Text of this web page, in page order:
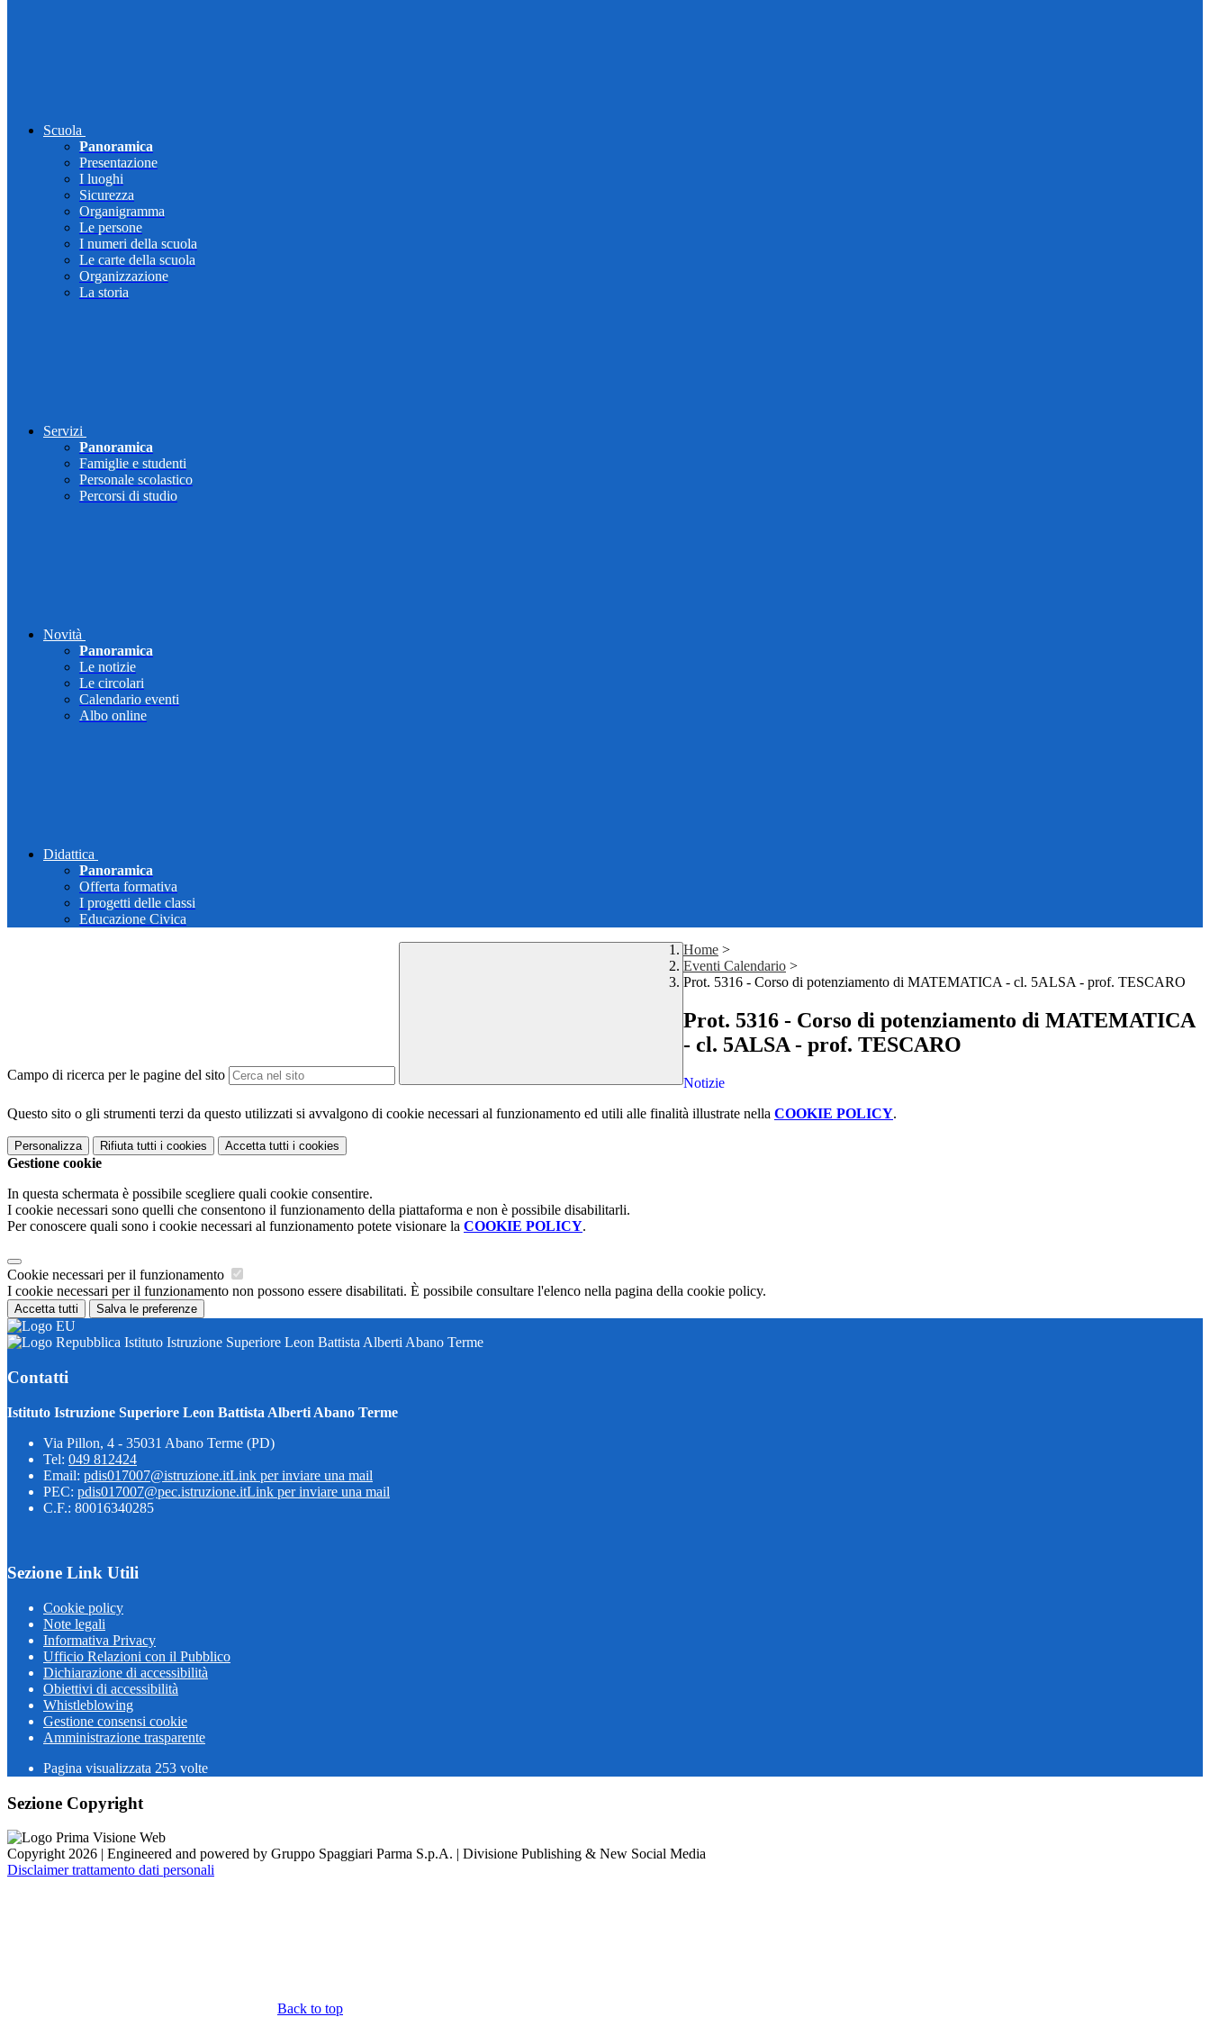
Scuola
Panoramica
Presentazione
I luoghi
Sicurezza
Organigramma
Le persone
I numeri della scuola
Le carte della scuola
Organizzazione
La storia
Servizi
Panoramica
Famiglie e studenti
Personale scolastico
Percorsi di studio
Novità
Panoramica
Le notizie
Le circolari
Calendario eventi
Albo online
Didattica
Panoramica
Offerta formativa
I progetti delle classi
Educazione Civica
Campo di ricerca per le pagine del sito
Home >
Eventi Calendario >
Prot. 5316 - Corso di potenziamento di MATEMATICA - cl. 5ALSA - prof. TESCARO
Prot. 5316 - Corso di potenziamento di MATEMATICA
- cl. 5ALSA - prof. TESCARO
Notizie
Questo sito o gli strumenti terzi da questo utilizzati si avvalgono di cookie necessari al funzionamento ed utili alle finalità illustrate nella COOKIE POLICY.
Personalizza Rifiuta tutti i cookies Accetta tutti i cookies
Gestione cookie
In questa schermata è possibile scegliere quali cookie consentire.
I cookie necessari sono quelli che consentono il funzionamento della piattaforma e non è possibile disabilitarli.
Per conoscere quali sono i cookie necessari al funzionamento potete visionare la COOKIE POLICY.
Cookie necessari per il funzionamento
I cookie necessari per il funzionamento non possono essere disabilitati. È possibile consultare l'elenco nella pagina della cookie policy.
Accetta tutti Salva le preferenze
Istituto Istruzione Superiore Leon Battista Alberti Abano Terme
Contatti
Istituto Istruzione Superiore Leon Battista Alberti Abano Terme
Via Pillon, 4 - 35031 Abano Terme (PD)
Tel: 049 812424
Email: pdis017007@istruzione.itLink per inviare una mail
PEC: pdis017007@pec.istruzione.itLink per inviare una mail
C.F.: 80016340285
Sezione Link Utili
Cookie policy
Note legali
Informativa Privacy
Ufficio Relazioni con il Pubblico
Dichiarazione di accessibilità
Obiettivi di accessibilità
Whistleblowing
Gestione consensi cookie
Amministrazione trasparente
Pagina visualizzata 253 volte
Sezione Copyright
Copyright 2026 | Engineered and powered by Gruppo Spaggiari Parma S.p.A. | Divisione Publishing & New Social Media
Disclaimer trattamento dati personali
Back to top